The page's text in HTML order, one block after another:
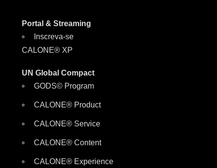
Portal & Streaming
Inscreva-se
CALONE® XP
UN Global Compact
GODS© Program
CALONE® Product
CALONE® Service
CALONE® Content
CALONE® Experience